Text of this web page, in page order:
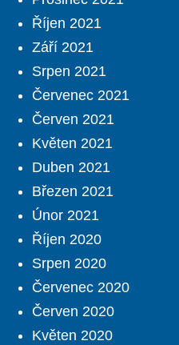
Říjen 2021
Září 2021
Srpen 2021
Červenec 2021
Červen 2021
Květen 2021
Duben 2021
Březen 2021
Únor 2021
Říjen 2020
Srpen 2020
Červenec 2020
Červen 2020
Květen 2020